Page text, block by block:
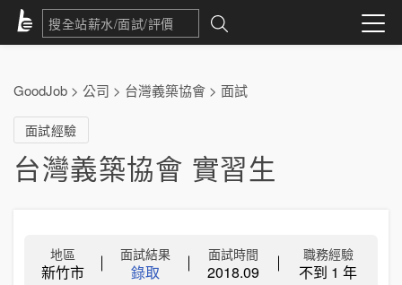
GoodJob > 公司 > 台灣義築協會 > 面試
面試經驗
台灣義築協會 實習生
地區
新竹市
面試結果
錄取
面試時間
2018.09
職務經驗
不到 1 年